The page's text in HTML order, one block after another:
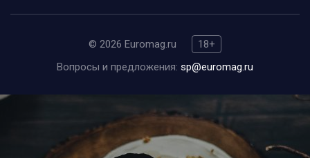
© 2026 Euromag.ru
18+
Вопросы и предложения: sp@euromag.ru